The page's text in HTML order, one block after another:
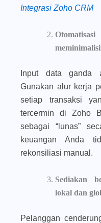
Integrasi Zoho CRM
Input data ganda
Gunakan alur kerja
setiap transaksi
tercermin di Zoho
sebagai “lunas”
keuangan Anda
rekonsiliasi manual.
Sediakan
lokal dan
Pelanggan